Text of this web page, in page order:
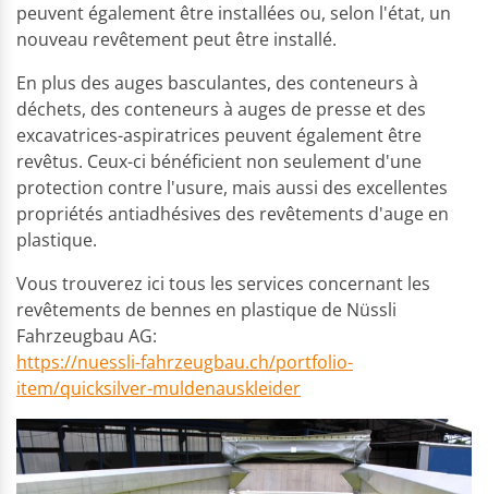
peuvent également être installées ou, selon l'état, un
nouveau revêtement peut être installé.
En plus des auges basculantes, des conteneurs à
déchets, des conteneurs à auges de presse et des
excavatrices-aspiratrices peuvent également être
revêtus. Ceux-ci bénéficient non seulement d'une
protection contre l'usure, mais aussi des excellentes
propriétés antiadhésives des revêtements d'auge en
plastique.
Vous trouverez ici tous les services concernant les
revêtements de bennes en plastique de Nüssli
Fahrzeugbau AG:
https://nuessli-fahrzeugbau.ch/portfolio-
item/quicksilver-muldenauskleider